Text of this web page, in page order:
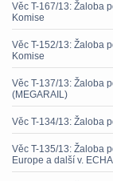
Věc T-167/13: Žaloba
Komise
Věc T-152/13: Žaloba
Komise
Věc T-137/13: Žaloba
(MEGARAIL)
Věc T-134/13: Žaloba
Věc T-135/13: Žaloba
Europe a další v. ECHA